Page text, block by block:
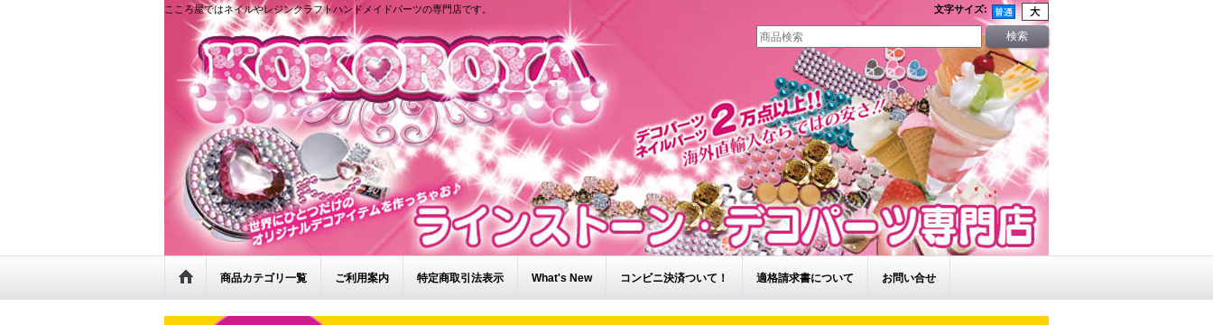
こころ屋ではネイルやレジンクラフトハンドメイドパーツの専門店です。 文字サイズ:
商品カテゴリ一覧 ご利用案内 特定商取引法表示 What's New コンビニ決済ついて！ 適格請求書について お問い合せ